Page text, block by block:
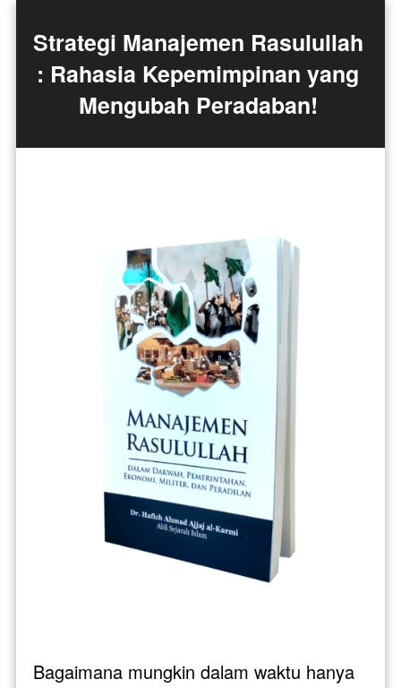
Strategi Manajemen Rasulullah
: Rahasia Kepemimpinan yang
Mengubah Peradaban!
Bagaimana mungkin dalam waktu hanya